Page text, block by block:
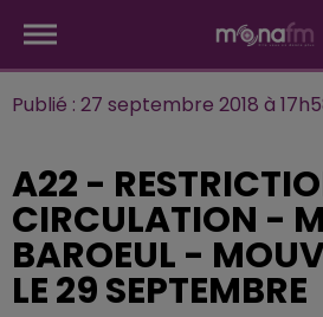
Publié : 27 septembre 2018 à
A22 -
CIRCULATION -
BAROEUL -
LE 29 SEPTEMBRE